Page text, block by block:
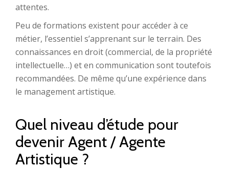
attentes.
Peu de formations existent pour accéder à ce
métier, l’essentiel s’apprenant sur le terrain. Des
connaissances en droit (commercial, de la propriété
intellectuelle…) et en communication sont toutefois
recommandées. De même qu’une expérience dans
le management artistique.
Quel niveau d’étude pour
devenir Agent / Agente
Artistique ?